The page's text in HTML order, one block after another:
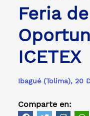
Feria de
ICETEX
Ibagué (Tolima), 20
Comparte en: